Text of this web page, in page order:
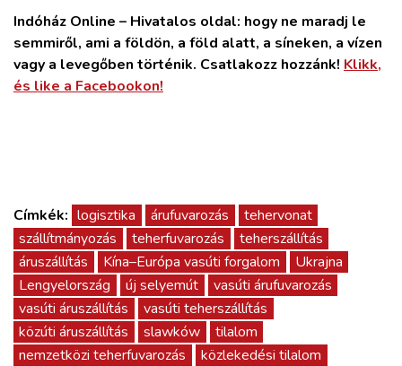
Indóház Online – Hivatalos oldal: hogy ne maradj le
semmiről, ami a földön, a föld alatt, a síneken, a vízen
vagy a levegőben történik. Csatlakozz hozzánk! Klikk,
és like a Facebookon!
Címkék: logisztika árufuvarozás
tehervonat
szállítmányozás
teherfuvarozás
teherszállítás
áruszállítás
Kína–Európa vasúti forgalom
Ukrajna
Lengyelország
új selyemút
vasúti árufuvarozás
vasúti áruszállítás
vasúti teherszállítás
közúti áruszállítás
slawków
tilalom
nemzetközi teherfuvarozás
közlekedési tilalom